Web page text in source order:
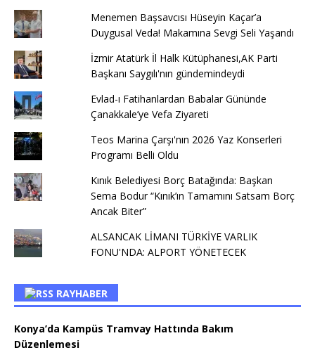
Menemen Başsavcısı Hüseyin Kaçar’a
Duygusal Veda! Makamına Sevgi Seli Yaşandı
İzmir Atatürk İl Halk Kütüphanesi,AK Parti
Başkanı Saygılı'nın gündemindeydi
Evlad-ı Fatihanlardan Babalar Gününde
Çanakkale’ye Vefa Ziyareti
Teos Marina Çarşı'nın 2026 Yaz Konserleri
Programı Belli Oldu
Kınık Belediyesi Borç Batağında: Başkan
Sema Bodur “Kınık’ın Tamamını Satsam Borç
Ancak Biter”
ALSANCAK LİMANI TÜRKİYE VARLIK
FONU'NDA: ALPORT YÖNETECEK
RAYHABER
Konya’da Kampüs Tramvay Hattında Bakım
Düzenlemesi